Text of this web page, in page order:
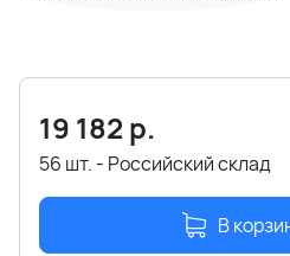
19 182 р.
56 шт. - Российский склад
В